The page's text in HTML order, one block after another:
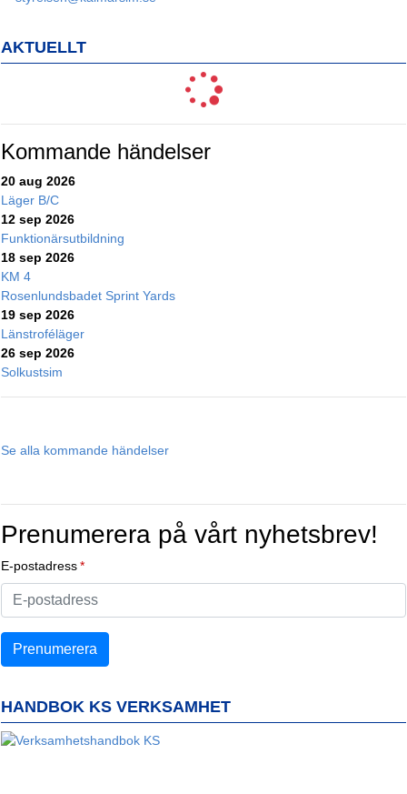
AKTUELLT
Kommande händelser
20 aug 2026
Läger B/C
12 sep 2026
Funktionärsutbildning
18 sep 2026
KM 4
Rosenlundsbadet Sprint Yards
19 sep 2026
Länstroféläger
26 sep 2026
Solkustsim
Se alla kommande händelser
Prenumerera på vårt nyhetsbrev!
E-postadress
HANDBOK KS VERKSAMHET